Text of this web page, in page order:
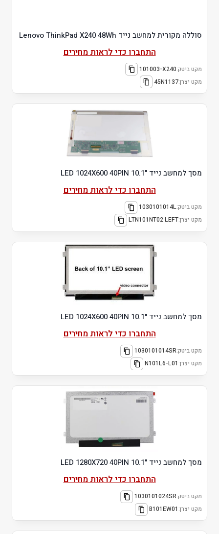
סוללה מקורית למחשב נייד Lenovo ThinkPad X240 48Wh
התחברו כדי לראות מחירים
מקט ביטק:101003-X240
מקט יצרן:45N1137
מסך למחשב נייד "10.1 LED 1024X600 40PIN
התחברו כדי לראות מחירים
מקט ביטק:1030101014L
מקט יצרן:LTN101NT02 LEFT
מסך למחשב נייד "10.1 LED 1024X600 40PIN
התחברו כדי לראות מחירים
מקט ביטק:1030101014SR
מקט יצרן: N101L6-L01
מסך למחשב נייד "10.1 LED 1280X720 40PIN
התחברו כדי לראות מחירים
מקט ביטק:1030101024SR
מקט יצרן: B101EW01